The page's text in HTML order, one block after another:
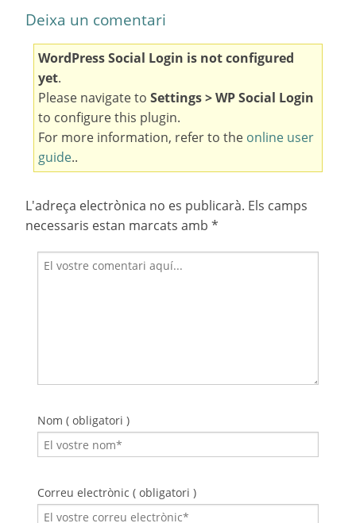
Deixa un comentari
WordPress Social Login is not configured
yet.
Please navigate to Settings > WP Social Login
to configure this plugin.
For more information, refer to the online user
guide..
L'adreça electrònica no es publicarà. Els camps
necessaris estan marcats amb *
Nom ( obligatori )
Correu electrònic ( obligatori )